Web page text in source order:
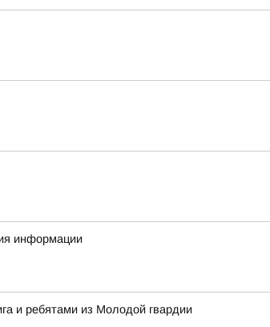
информации
и ребятами из Молодой гвардии